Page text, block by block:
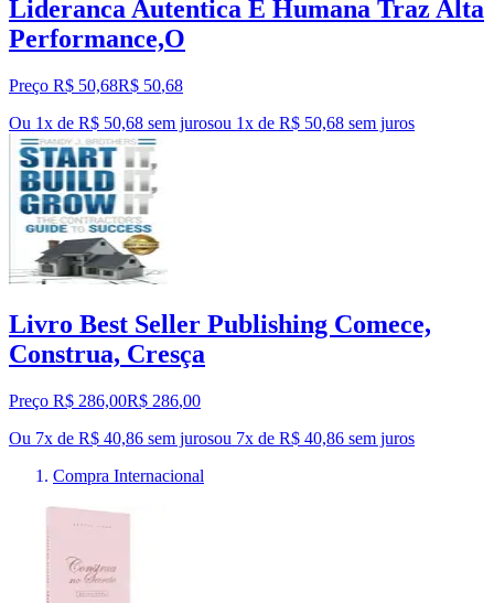
Lideranca Autentica E Humana Traz Alta
Performance,O
Preço R$ 50,68R$ 50,68
Ou 1x de R$ 50,68 sem jurosou 1x de R$ 50,68 sem juros
Livro Best Seller Publishing Comece,
Construa, Cresça
Preço R$ 286,00R$ 286,00
Ou 7x de R$ 40,86 sem jurosou 7x de R$ 40,86 sem juros
Compra Internacional